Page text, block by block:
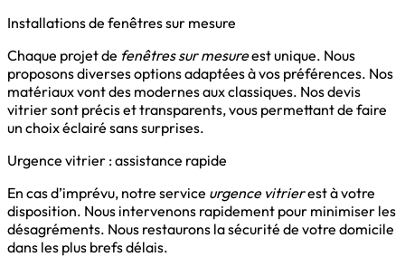
Installations de fenêtres sur mesure
Chaque projet de fenêtres sur mesureest unique. Nous
proposons diverses options adaptées à vos préférences. Nos
matériaux vont des modernes aux classiques. Nos devis
vitrier sont précis et transparents, vous permettant de faire
un choix éclairé sans surprises.
Urgence vitrier : assistance rapide
En cas d’imprévu, notre service urgence vitrierest à votre
disposition. Nous intervenons rapidement pour minimiser les
désagréments. Nous restaurons la sécurité de votre domicile
dans les plus brefs délais.